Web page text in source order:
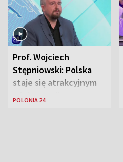
Prof. Wojciech
Stępniowski: Polska
staje się atrakcyjnym
POLONIA 24